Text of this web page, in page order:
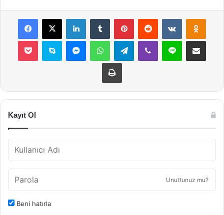
Facebook
X LinkedInTumblr PinterestReddit VKontakte
Pocket Skype MessengerWhatsAppTelegramViber Line E-Posta ile
Yazdır
Kayıt Ol
Unuttunuz mu?
Beni hatırla